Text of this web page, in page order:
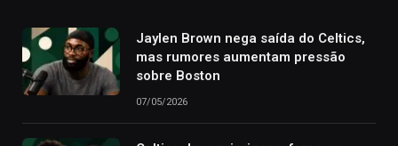
Jaylen Brown nega saída do Celtics,
mas rumores aumentam pressão
sobre Boston
07/05/2026